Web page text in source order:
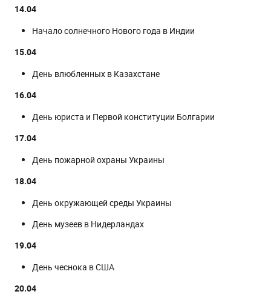
14.04
Начало солнечного Нового года в Индии
15.04
День влюбленных в Казахстане
16.04
День юриста и Первой конституции Болгарии
17.04
День пожарной охраны Украины
18.04
День окружающей среды Украины
День музеев в Нидерландах
19.04
День чеснока в США
20.04